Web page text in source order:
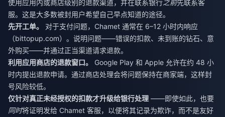
使用应用内或商店级别的退款渠道，并在联系银行之前先联系客
服。这是大多数被封用户希望自己早点知道的途径。
先开工单。
对于支付问题，Chamet 通常在 6–12 小时内响应
（bittopup.com）。说明问题——错误的扣款、未到账的钻石、意
外购买——并通过正当渠道请求退款。
利用应用商店的退款窗口。
Google Play 和 Apple 允许在约 48 小
时内提出退款申请。通过商店处理会将问题保持在商家端，这样封
号风险较低。
仅针对真正未经授权的扣款才升级给银行处理 ——即使如此，也要
同时将证明发给 Chamet 客服，以便将其记录为欺诈，而不是友好